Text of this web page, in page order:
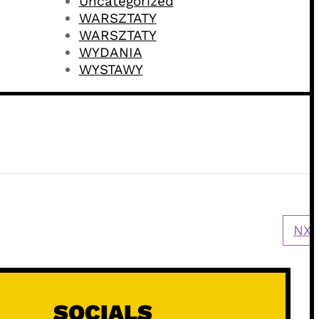
WARSZTATY
WARSZTATY
WYDANIA
WYSTAWY
SOCIALS